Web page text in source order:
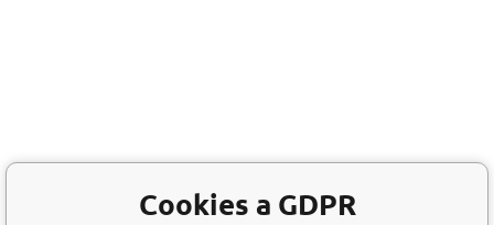
Cookies a GDPR